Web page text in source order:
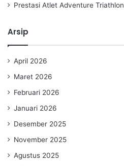
Prestasi Atlet Adventure Triathlon
Arsip
April 2026
Maret 2026
Februari 2026
Januari 2026
Desember 2025
November 2025
Agustus 2025